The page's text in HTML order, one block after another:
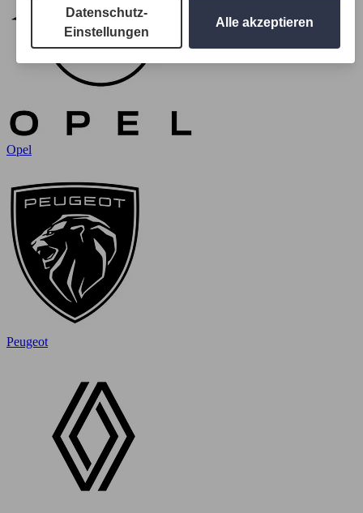
Opel
Peugeot
Datenschutz-
Einstellungen
Alle akzeptieren